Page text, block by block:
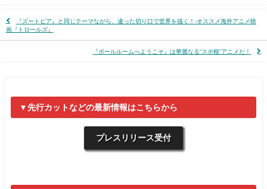
『ズートピア』と同じテーマながら、違った切り口で世界を描く！-オススメ海外アニメ映
画『トロールズ』
『ボールルームへようこそ』は華麗なる“スポ根”アニメだ！
▼先行カットなどの最新情報はこちらから
プレスリリース受付